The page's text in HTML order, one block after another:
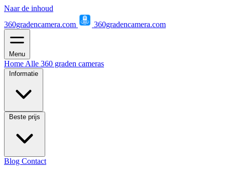
Naar de inhoud
360gradencamera.com
360gradencamera.com
Menu
Home Alle 360 graden cameras
Informatie
Beste prijs
Blog Contact